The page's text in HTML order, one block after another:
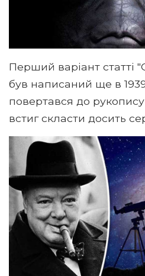
Перший варіант статті
був написаний ще в
повертався до рукопису
встиг скласти досить